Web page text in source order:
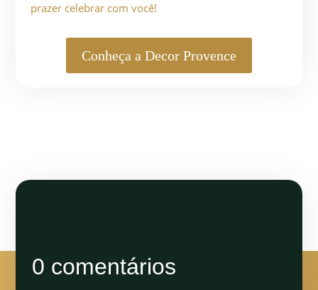
prazer celebrar com você!
Conheça a Decor Provence
0 comentários